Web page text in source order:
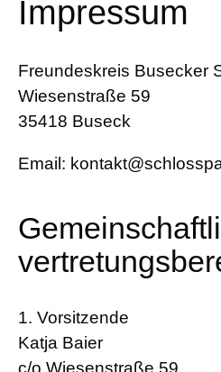
Impressum
Freundeskreis Busecker
Wiesenstraße 59
35418 Buseck
Email:
1. Vorsitzende
Katja Baier
c/o Wiesenstraße 59